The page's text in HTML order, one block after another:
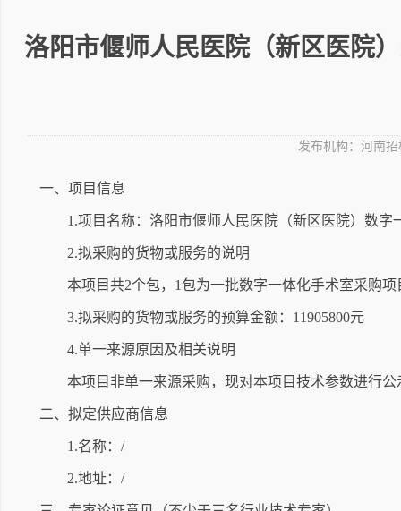
洛阳市偃师人民医院（新区医院
发布机构： 河南
一、项目信息
1.项目名称：洛阳市偃师人民医院（新区医院）数
2.拟采购的货物或服务的说明
本项目共2个包，1包为一批数字一体化手术室采购
3.拟采购的货物或服务的预算金额：11905800元
4.单一来源原因及相关说明
本项目非单一来源采购，现对本项目技术参数进行公
二、拟定供应商信息
1.名称：/
2.地址：/